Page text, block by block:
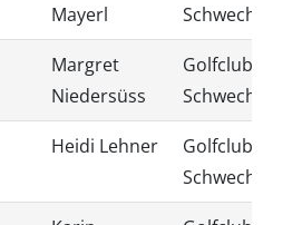
Mayerl
Schwechat
Margret
Niedersüss
Golfclub
Schwechat
Heidi Lehner
Golfclub
Schwechat